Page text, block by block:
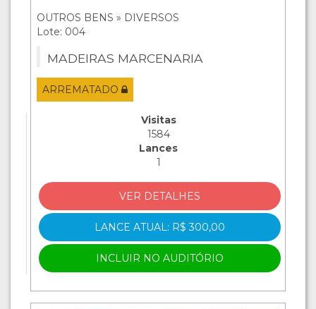
OUTROS BENS » DIVERSOS
Lote: 004
MADEIRAS MARCENARIA
ARREMATADO
Visitas
1584
Lances
1
VER DETALHES
LANCE ATUAL: R$ 300,00
INCLUIR NO AUDITÓRIO